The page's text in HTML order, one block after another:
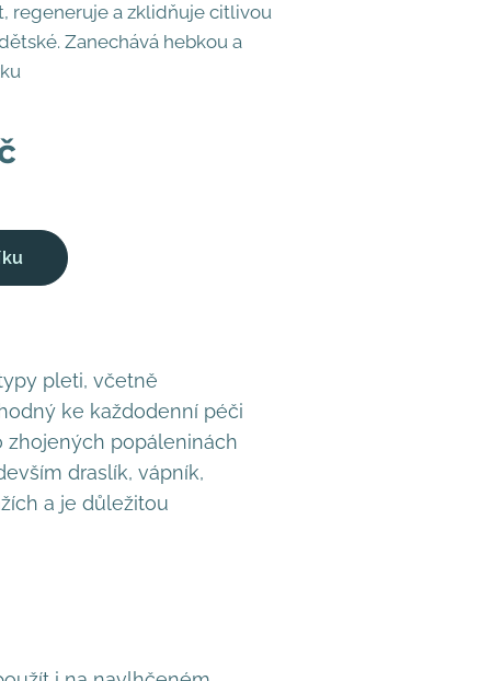
regeneruje a zklidňuje citlivou
Zanechává hebkou a
pleti, včetně
ke každodenní péči
zhojených popáleninách
draslík, vápník,
a je důležitou